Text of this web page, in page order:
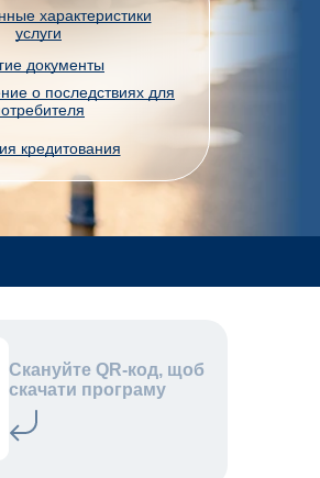
характеристики
услуги
документы
о последствиях для
кредитования
Скануйте QR-код, щоб
скачати програму